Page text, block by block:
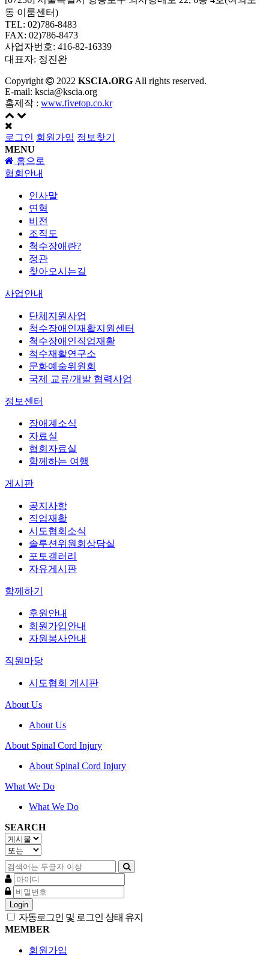
동 이룸센터)
TEL: 02)786-8483
FAX: 02)786-8473
사업자번호: 416-82-16339
대표자: 정진완
Copyright 2022 KSCIA.ORG All rights reserved.
E-mail: kscia@kscia.org
홈제작 : www.fivetop.co.kr
로그인 회원가입 정보찾기
MENU
홈으로
협회안내
인사말
연혁
비전
조직도
척수장애란?
정관
찾아오시는길
사업안내
단체지원사업
척수장애인재활지원센터
척수장애인직업재활
척수재활연구소
문화예술위원회
국제 교류/개발 협력사업
정보센터
장애계소식
자료실
협회자료실
함께하는 여행
게시판
공지사항
직업재활
시도협회소식
솔루션위원회상담실
포토갤러리
자유게시판
함께하기
후원안내
회원가입안내
자원봉사안내
직원마당
시도협회 게시판
About Us
About Us
About Spinal Cord Injury
About Spinal Cord Injury
What We Do
What We Do
SEARCH
Login
자동로그인 및 로그인 상태 유지
MEMBER
회원가입